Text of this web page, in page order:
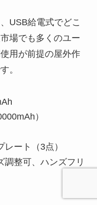
USB給電式でどこ
場でも多くのユー
用が前提の屋外作
。
）
ート（3点）
調整可、ハンズフリ